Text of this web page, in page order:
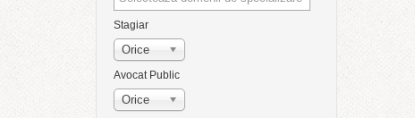
Stagiar
Orice
Avocat Public
Orice